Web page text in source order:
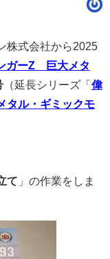
株式会社から2025
ガーZ 巨大メタ
（延長シリーズ「 偉
ル・ギミックモ
て 」の作業をしま